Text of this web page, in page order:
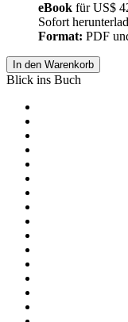
eBook fürUS$
Sofort
Format: PDF
In den Warenkorb
Blick ins Buch